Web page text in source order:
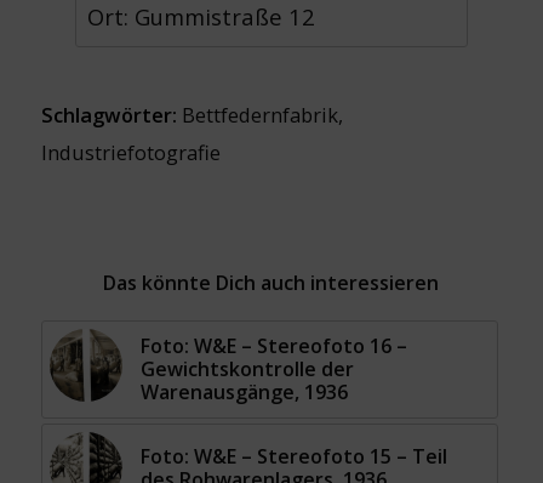
Ort: Gummistraße 12
Schlagwörter: Bettfedernfabrik,
Industriefotografie
Das könnte Dich auch interessieren
Foto: W&E – Stereofoto 16 –
Gewichtskontrolle der
Warenausgänge, 1936
Foto: W&E – Stereofoto 15 – Teil